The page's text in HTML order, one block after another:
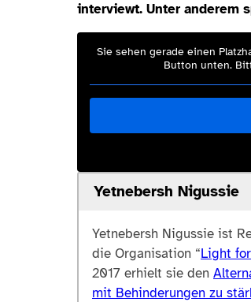
interviewt. Unter anderem
Sie sehen gerade einen
Button unten.
Yetnebersh Nigussie
Yetnebersh Nigussie ist
die Organisation “Light
2017 erhielt sie den
mit Behinderungen zu